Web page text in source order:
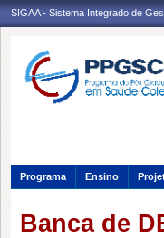
SIGAA - Sistema Integrado de
Programa Ensino
Banca de